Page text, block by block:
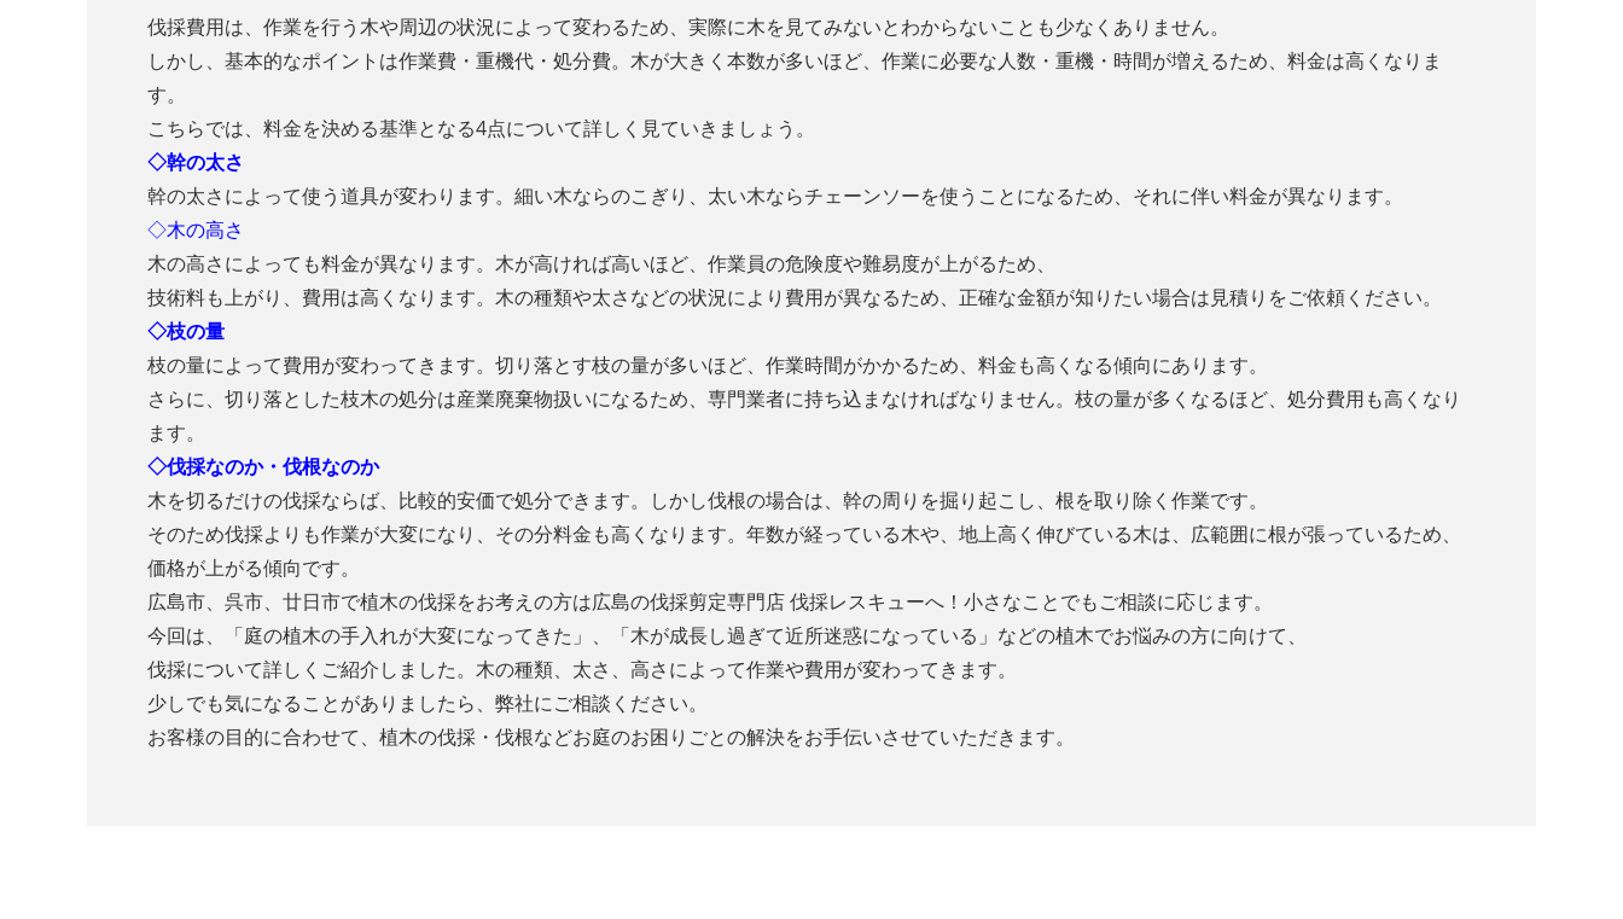
伐採費用は、作業を行う木や周辺の状況によって変わるため、実際に木を見てみないとわからないことも少なくありません。
しかし、基本的なポイントは作業費・重機代・処分費。木が大きく本数が多いほど、作業に必要な人数・重機・時間が増えるため、料金は高くなりま
す。
こちらでは、料金を決める基準となる4点について詳しく見ていきましょう。
◇幹の太さ
幹の太さによって使う道具が変わります。細い木ならのこぎり、太い木ならチェーンソーを使うことになるため、それに伴い料金が異なります。
◇木の高さ
木の高さによっても料金が異なります。木が高ければ高いほど、作業員の危険度や難易度が上がるため、
技術料も上がり、費用は高くなります。木の種類や太さなどの状況により費用が異なるため、正確な金額が知りたい場合は見積りをご依頼ください。
◇枝の量
枝の量によって費用が変わってきます。切り落とす枝の量が多いほど、作業時間がかかるため、料金も高くなる傾向にあります。
さらに、切り落とした枝木の処分は産業廃棄物扱いになるため、専門業者に持ち込まなければなりません。枝の量が多くなるほど、処分費用も高くなり
ます。
◇伐採なのか・伐根なのか
木を切るだけの伐採ならば、比較的安価で処分できます。しかし伐根の場合は、幹の周りを掘り起こし、根を取り除く作業です。
そのため伐採よりも作業が大変になり、その分料金も高くなります。年数が経っている木や、地上高く伸びている木は、広範囲に根が張っているため、
価格が上がる傾向です。
広島市、呉市、廿日市で植木の伐採をお考えの方は広島の伐採剪定専門店 伐採レスキューへ！小さなことでもご相談に応じます。
今回は、「庭の植木の手入れが大変になってきた」、「木が成長し過ぎて近所迷惑になっている」などの植木でお悩みの方に向けて、
伐採について詳しくご紹介しました。木の種類、太さ、高さによって作業や費用が変わってきます。
少しでも気になることがありましたら、弊社にご相談ください。
お客様の目的に合わせて、植木の伐採・伐根などお庭のお困りごとの解決をお手伝いさせていただきます。